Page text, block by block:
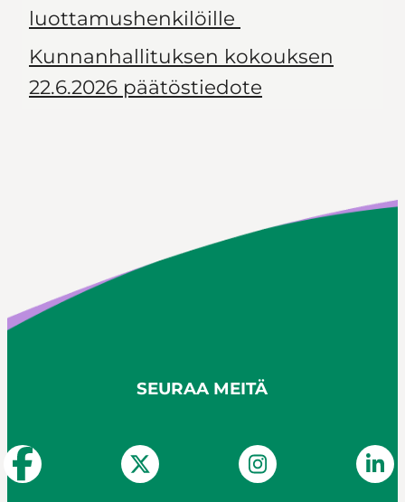
luottamushenkilöille
Kunnanhallituksen kokouksen
22.6.2026 päätöstiedote
SEURAA MEITÄ